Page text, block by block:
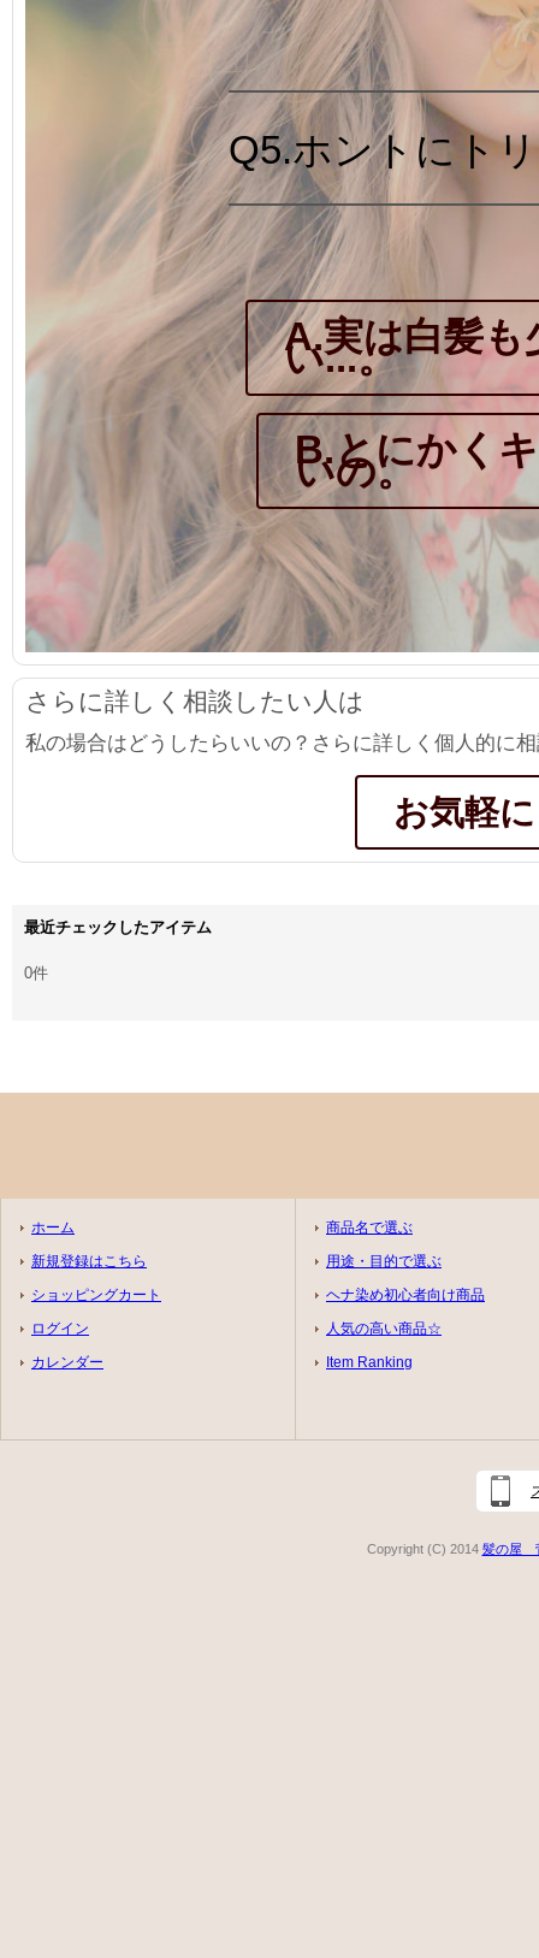
Q5.ホントにト
A.実は白髪も
い...。
B.とにかく
いの。
さらに詳しく相談したい人は
私の場合はどうしたらいいの？さらに詳しく個人的に
お気軽
最近チェックしたアイテム
0件
ホーム
新規登録はこちら
ショッピングカート
ログイン
カレンダー
商品名で選ぶ
用途・目的で選ぶ
ヘナ染め初心者向け商品
人気の高い商品☆
Item Ranking
Copyright (C) 2014 髪の屋